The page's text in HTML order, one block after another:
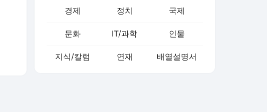
경제 정치 국제
문화 IT/과학 인물
지식/칼럼 연재 배열설명서